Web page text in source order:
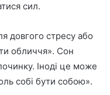
сил.
довгого стресу або
обличчя». Сон
Іноді це може
собі бути собою».